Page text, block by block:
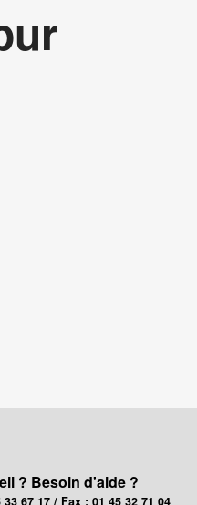
? Besoin d'aide ?
33 67 17 / Fax : 01 45 32 71 04